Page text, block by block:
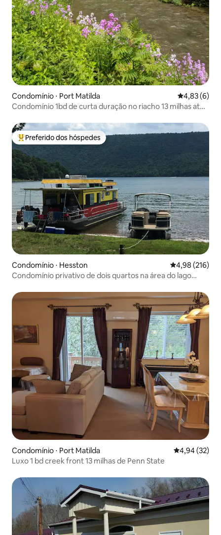
Condomínio ⋅ Port Matilda 4,83 de uma
4,83 (6)
Condomínio 1bd de curta duração no riacho 13 milhas até
Entre os melhores preferidos dos hóspedes
Preferido dos hóspedes
Condomínio ⋅ Hesston 4,98 de uma
4,98 (216)
Condomínio privativo de dois quartos na área do lago
Condomínio ⋅ Port Matilda 4,94 de uma
4,94 (32)
Luxo 1 bd creek front 13 milhas de Penn State